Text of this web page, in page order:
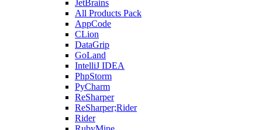
JetBrains
All Products Pack
AppCode
CLion
DataGrip
GoLand
IntelliJ IDEA
PhpStorm
PyCharm
ReSharper
ReSharper;Rider
Rider